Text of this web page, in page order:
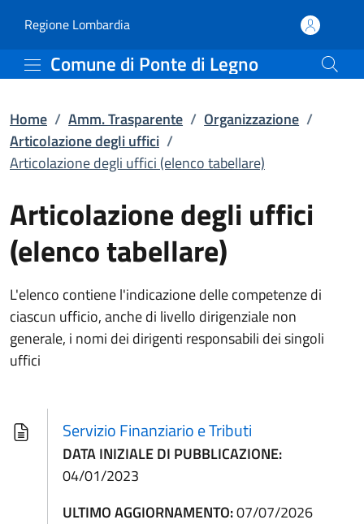
Articolazione degli
Regione Lombardia(apre in un'altra scheda).
Comune di Ponte di Legno
Home / Amm. Trasparente / Organizzazione /
Articolazione degli uffici /
Articolazione degli uffici (elenco tabellare)
Articolazione degli uffici
(elenco tabellare)
L'elenco contiene l'indicazione delle competenze di
ciascun ufficio, anche di livello dirigenziale non
generale, i nomi dei dirigenti responsabili dei singoli
uffici
Servizio Finanziario e Tributi
DATA INIZIALE DI PUBBLICAZIONE:
04/01/2023
ULTIMO AGGIORNAMENTO:07/07/2026